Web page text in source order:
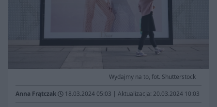
Wydajmy na to, fot. Shutterstock
Anna Frątczak 18.03.2024 05:03 | Aktualizacja: 20.03.2024 10:03